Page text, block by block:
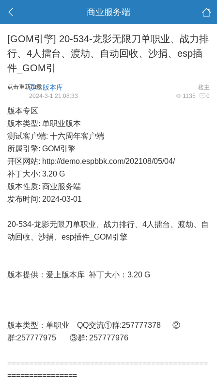
商业服务端
[GOM引擎] 20-534-龙影无限刀单职业、战力排
行、4人擂台、渡劫、自动回收、沙捐、esp插
件_GOM引
点击重新加载 楼主
爱上版本库
1135 0
2024-3-1 21:08:33
版本专区
版本类型: 单职业版本
测试客户端: 十六周年客户端
所属引擎: GOM引擎
开区网站: http://demo.espbbk.com/202108/05/04/
补丁大小: 3.20 G
版本性质: 商业服务端
发布时间: 2024-03-01
20-534-龙影无限刀单职业、战力排行、4人擂台、渡劫、自
动回收、沙捐、esp插件_GOM引擎
版本提供：爱上版本库 补丁大小：3.20 G
版本类型：单职业 QQ交流①群:257777378 ②
群:257777975 ③群: 257777976
==============================================
================